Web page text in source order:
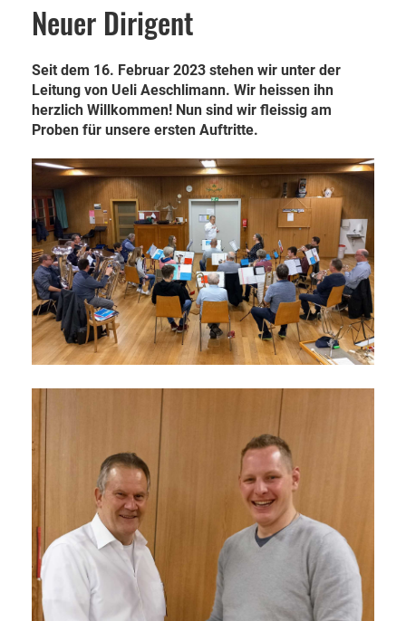
Neuer Dirigent
Seit dem 16. Februar 2023 stehen wir unter der
Leitung von Ueli Aeschlimann. Wir heissen ihn
herzlich Willkommen! Nun sind wir fleissig am
Proben für unsere ersten Auftritte.